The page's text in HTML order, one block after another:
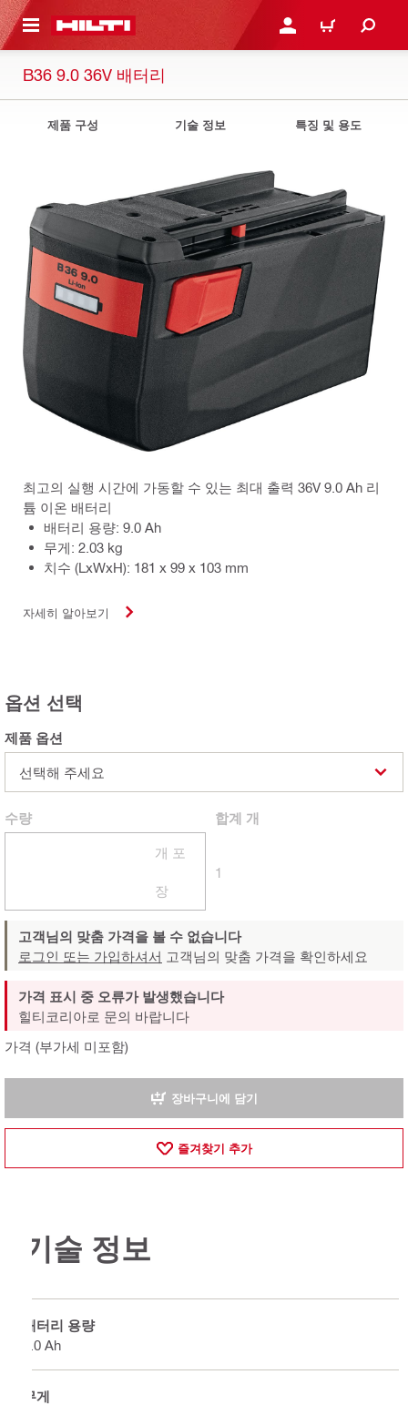
으로 건너뛰기 로그인 또는 회원가입
장바구니
B36 9.0 36V 배터리
제품 구성 기술 정보 특징 및 용도
최고의 실행 시간에 가동할 수 있는 최대 출력 36V 9.0 Ah 리
튬 이온 배터리
배터리 용량: 9.0 Ah
무게: 2.03 kg
치수 (LxWxH): 181 x 99 x 103 mm
자세히 알아보기
옵션 선택
제품 옵션
선택해 주세요
수량
개 포
장
합계 개
1
고객님의 맞춤 가격을 볼 수 없습니다
로그인 또는 가입하셔서 고객님의 맞춤 가격을 확인하세요
가격 (부가세 미포함)
가격 표시 중 오류가 발생했습니다
힐티코리아로 문의 바랍니다
장바구니에 담기
즐겨찾기 추가
기술 정보
배터리 용량
9.0 Ah
무게